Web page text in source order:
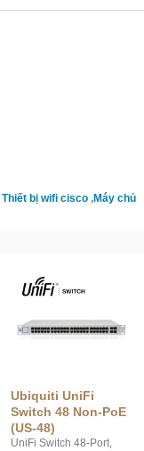
Thiết bị wifi cisco ,Máy chủ
Ubiquiti UniFi
Switch 48 Non-PoE
(US-48)
UniFi Switch 48-Port,